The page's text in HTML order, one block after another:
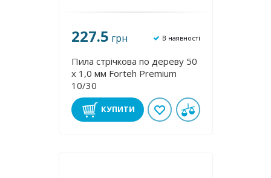
227.5 грн В наявності
Пила стрічкова по дереву 50
х 1,0 мм Forteh Premium
10/30
КУПИТИ